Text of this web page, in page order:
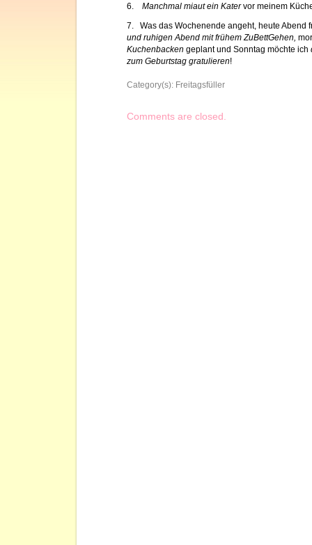
6. Manchmal miaut ein Katervor meinem
7. Was das Wochenende angeht, heute Abend
und ruhigen Abend mit frühem ZuBettGehen,
Kuchenbacken geplant und Sonntag möchte ich
zum Geburtstag gratulieren!
Category(s): Freitagsfüller
Comments are closed.